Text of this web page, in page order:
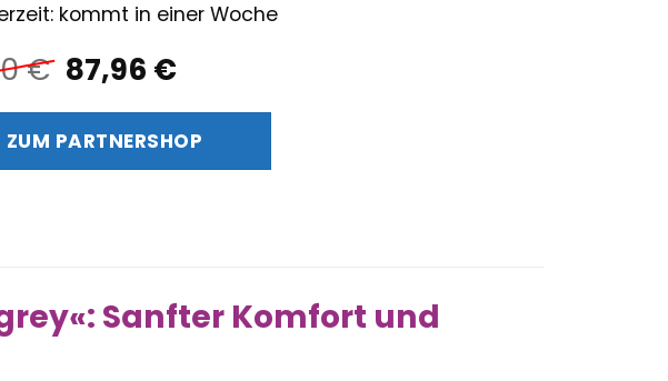
€ Ursprünglicher
Preis
war:
99,90 €
87,96 €Aktueller
ist:
87,96 €.
kommt in einer Woche
ZUM PARTNERSHOP
Sanfter Komfort und